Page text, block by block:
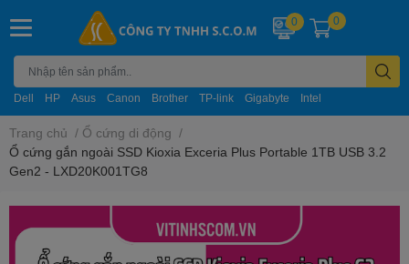
Dell HP Asus Canon Brother TP-link Gigabyte Intel
0 0
Trang chủ / Ổ cứng di động /
Ổ cứng gắn ngoài SSD Kioxia Exceria Plus Portable 1TB USB 3.2
Gen2 - LXD20K001TG8